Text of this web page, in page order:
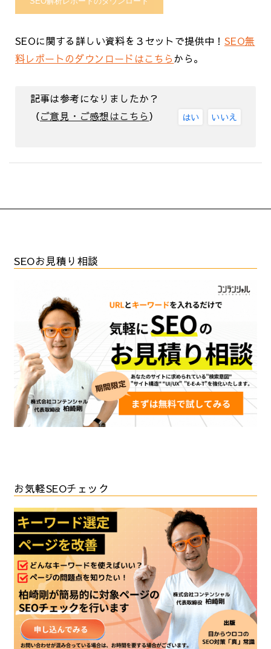
SEOに関する詳しい資料を３セットで提供中！ SEO無
料レポートのダウンロードはこちら から。
記事は参考になりましたか？
（ご意見・ご感想はこちら） はい いいえ
SEOお見積り相談
お気軽SEOチェック